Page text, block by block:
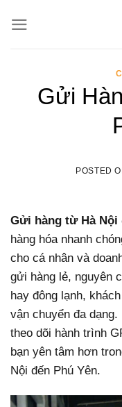
Gửi
POSTED
Gửi hàng từ Hà Nội
hàng hóa nhanh
cho cá nhân và
gửi hàng lẻ, nguyên
hay đông lạnh,
vận chuyển đa
theo dõi hành trình
bạn yên tâm hơn
Nội đến Phú Yên.